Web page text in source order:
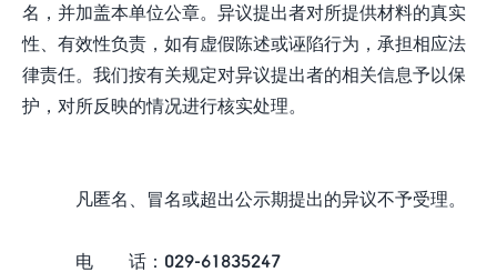
名，并加盖本单位公章。异议提出者对所提供材料的真实
性、有效性负责，如有虚假陈述或诬陷行为，承担相应法
律责任。我们按有关规定对异议提出者的相关信息予以保
护，对所反映的情况进行核实处理。
凡匿名、冒名或超出公示期提出的异议不予受理。
电 话：029-61835247